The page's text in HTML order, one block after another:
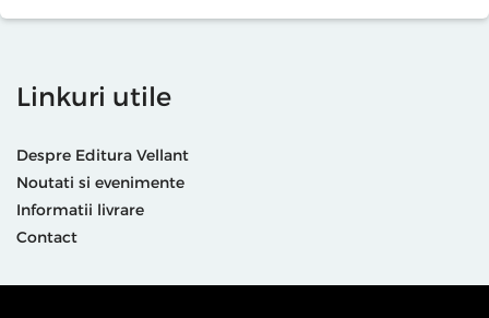
Linkuri utile
Despre Editura Vellant
Noutati si evenimente
Informatii livrare
Contact